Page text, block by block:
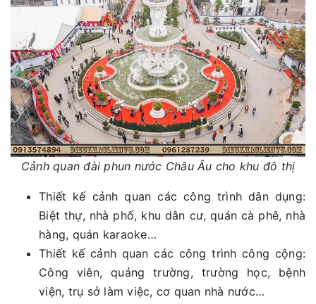
Cảnh quan đài phun nước Châu Âu cho khu đô thị
Thiết kế cảnh quan các công trình dân dụng:
Biệt thự, nhà phố, khu dân cư, quán cà phê, nhà
hàng, quán karaoke…
Thiết kế cảnh quan các công trình công cộng:
Công viên, quảng trường, trường học, bệnh
viện, trụ sở làm việc, cơ quan nhà nước…